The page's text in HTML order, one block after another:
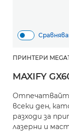
ПРИНТЕРИ
MAXIFY
всеки ден,
разходи за
лазерни и